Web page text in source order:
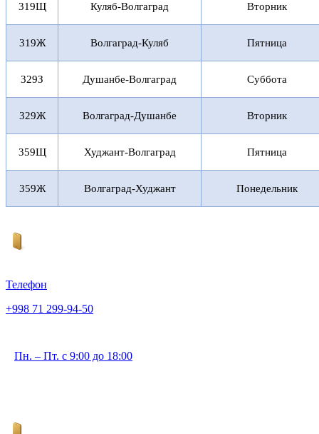
319Щ Куляб-Волгаград Вторник
319Ж Волгаград-Куляб Пятница
329З Душанбе-Волгаград Суббота
329Ж Волгаград-Душанбе Вторник
359Щ Худжант-Волгаград Пятница
359Ж Волгаград-Худжант Понедельник
Телефон
+998 71 299-94-50
Пн. – Пт. с 9:00 до 18:00